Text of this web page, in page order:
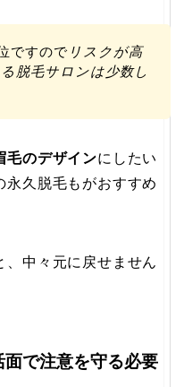
ですので リスクが高
脱毛サロンは少数し
毛のデザインにしたい
永久脱毛もがおすすめ
、中々元に戻せません
で注意を守る必要